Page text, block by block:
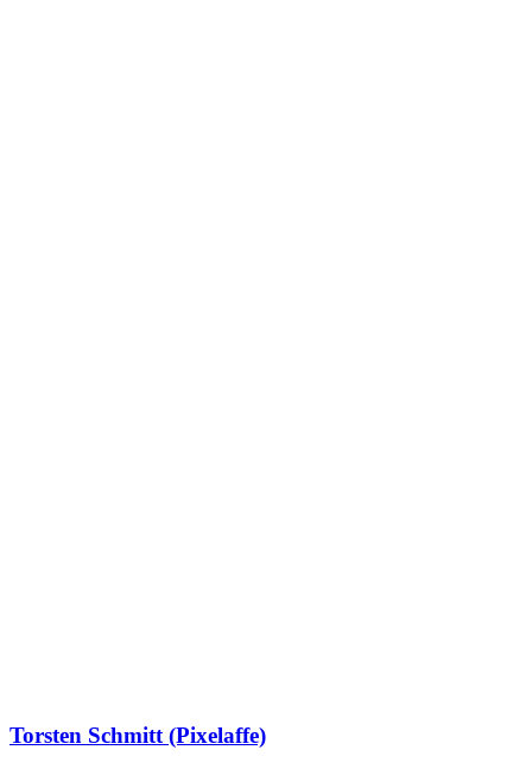
Torsten Schmitt (Pixelaffe)